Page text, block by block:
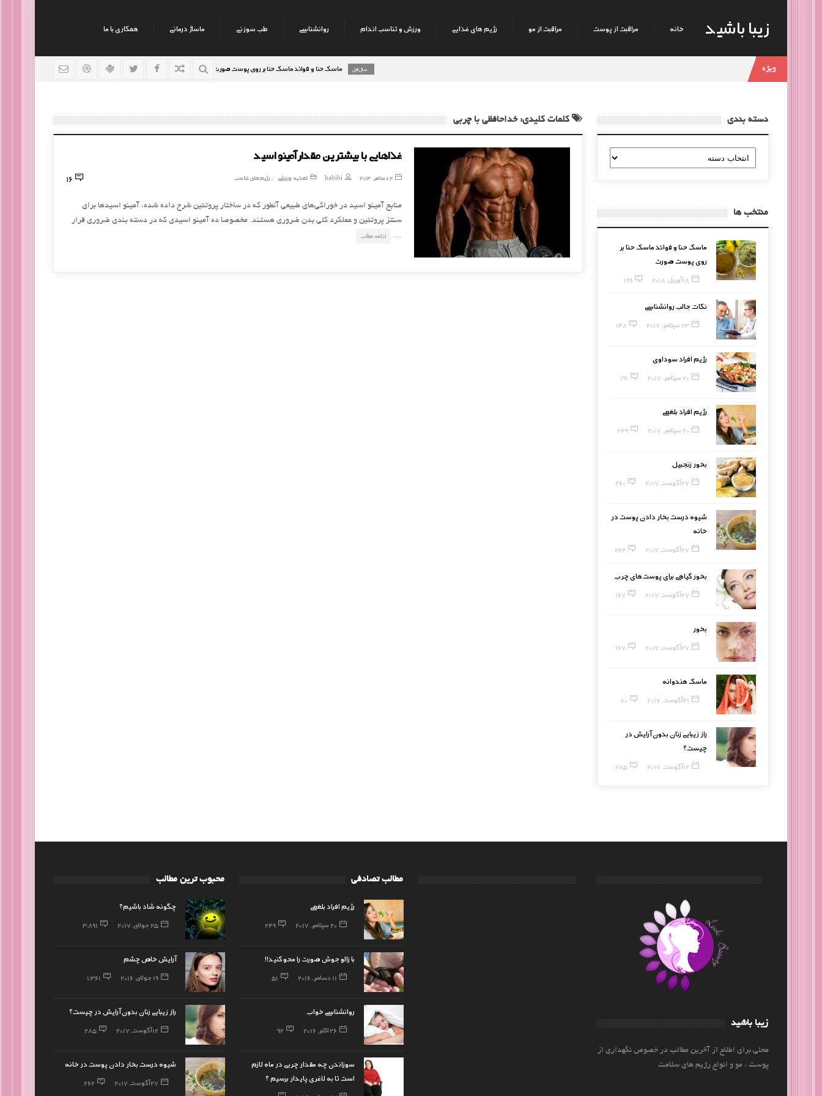
زیبا باشید خانه مراقبت از پوست مراقبت از مو رژیم های غذایی ورزش و تناسب اندام روانشناسی طب سوزنی ماساژ درمانی همکاری با ما
ویژه ماسک حنا و فوائد ماسک حنا بر روی پوست صورت نکات جالب روانشناسی 9 سال قبل
کلمات کلیدی: خداحافظی با چربی
غذاهایی با بیشترین مقدار آمینو اسید
2 دسامبر, 2014 habibi تغذیه ورزشی ,رژیم های تناسب 16
منابع آمینو اسید در خوراکی‌های طبیعی آنطور که در ساختار پروتئین شرح داده شده، آمینو اسیدها برای
سنتز پروتئین و عملکرد کلی بدن ضروری هستند. مخصوصا ده آمینو اسیدی که در دسته بندی ضروری قرار
…
ادامه مطلب
دسته بندی
دسته
بندی
منتخب ها
ماسک حنا و فوائد ماسک حنا بر
روی پوست صورت
18 آوریل, 2018 199
نکات جالب روانشناسی
23 سپتامبر, 2017 148
رژیم افراد سوداوی
20 سپتامبر, 2017 191
رژیم افراد بلغمی
20 سپتامبر, 2017 249
بخور زنجبیل
27 آگوست, 2017 260
شیوه درست بخار دادن پوست در
خانه
27 آگوست, 2017 262
بخور گیاهی برای پوست‌های چرب
27 آگوست, 2017 167
بخور
27 آگوست, 2017 167
ماسک هندوانه
21 آگوست, 2017 80
راز زیبایی زنان بدون آرایش در
چیست؟
12 آگوست, 2017 285
محبوب ترین مطالب
چگونه شاد باشیم؟
25 جولای, 2017 3,891
آرایش خاص چشم
19 جولای, 2016 1,361
راز زیبایی زنان بدون آرایش در چیست؟
12 آگوست, 2017 285
شیوه درست بخار دادن پوست در خانه
27 آگوست, 2017 262
مطالب تصادفی
رژیم افراد بلغمی
20 سپتامبر, 2017 249
با زالو جوش صورت را محو کنید!!
11 دسامبر, 2016 51
روانشناسی خواب
26 اکتبر, 2016 92
سوزاندن چه مقدار چربی در ماه لازم
است تا به لاغری پایدار برسیم ؟
زیبا باشید
محلی برای اطلاع از آخرین مطالب در خصوص نگهداری از
پوست ، مو و انواع رژیم های سلامت